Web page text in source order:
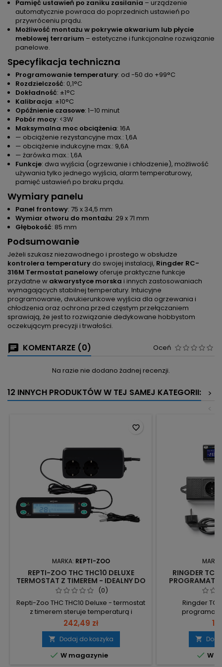
Pamięć ustawień po zaniku zasilania – urządzenie
automatycznie powraca do poprzednich ustawień po
przywróceniu prądu.
Możliwość montażu w pokrywie akwarium lub płycie
meblowej terrarium – estetyczne i funkcjonalne rozwiązanie
panelowe.
Specyfikacja techniczna
Programowanie temperatury: od -50 do +99°C
Rozdzielczość: 0,1°C
Dokładność: ±1°C
Kalibracja: ±10°C
Opóźnienie czasowe: 1–10 minut
Pobór mocy: <3W
Maksymalna moc obciążenia: 16A
— obciążenie rezystancyjne max.: 1,6A
— obciążenie indukcyjne max.: 9,6A
— żarówka max.: 1,6A
Funkcje: dwa wyjścia (ogrzewanie i chłodzenie), możliwość
używania tylko jednego wyjścia, alarm temperaturowy,
pamięć ustawień po braku prądu.
Wymiary panelu
Panel frontowy: 75 x 34,5 mm
Wymiar otworu do montażu: 29 x 71 mm
Głębokość: 85 mm
Podsumowanie
Jeżeli szukasz niezawodnego i prostego w obsłudze
kontrolera temperatury do swojej instalacji, Ringder RC-
316M Termostat panelowy oferuje praktyczne funkcje
przydatne w akwarystyce morska i innych zastosowaniach
wymagających stabilnej temperatury. Intuicyjne
programowanie, dwukierunkowe wyjścia dla ogrzewania i
chłodzenia oraz ochrona przed częstym przełączaniem
sprawiają, że jest to rozwiązanie dedykowane hobbystom
oczekującym precyzji i trwałości.
KOMENTARZE (0) Oceń
Na razie nie dodano żadnej recenzji.
12 INNYCH PRODUKTÓW W TEJ SAMEJ KATEGORII:
>
<
MARKA: REPTI-ZOO
REPTI-ZOO THC THC10 DELUXE
TERMOSTAT Z TIMEREM - IDEALNY DO
AKWARIÓW MORSKICH
(0)
Repti-Zoo THC THC10 Deluxe - termostat
z timerem steruje temperaturą i
oświetleniem terrarium, z dużym
podświetlanym wyświetlaczem i
pamięcią ustawień przy braku prądu.
Dwa niezależne wyjścia (A: temperatura
— grzanie/chłodzenie; B: oświetlenie) —
242,49 zł
 Dodaj do koszyka
 W magazynie
favorite_border
RINGDER TC-
KONTROLA
AKWARIÓW
Ringder
temperatury z
wyświetlaczem
po zaniku
pełna
terrarium/

 W